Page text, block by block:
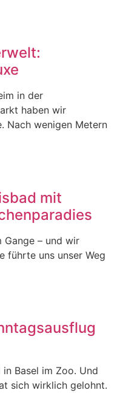
in der
haben wir
Nach wenigen Metern
mit
Gange – und wir
führte uns unser Weg
Basel im Zoo. Und
sich wirklich gelohnt.